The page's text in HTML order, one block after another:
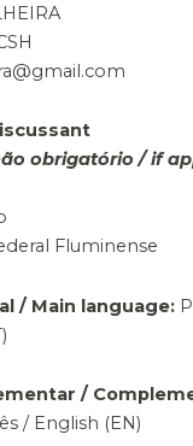
obrigatório / if
Fluminense
/ Main language:
/
/ English (EN)